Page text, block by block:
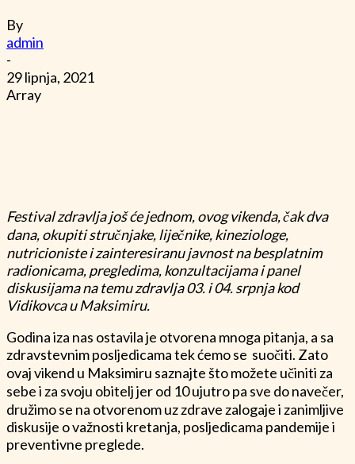
By
admin
-
29 lipnja, 2021
Array
Festival zdravlja još će jednom, ovog vikenda, čak dva
dana, okupiti stručnjake, liječnike, kineziologe,
nutricioniste i zainteresiranu javnost na besplatnim
radionicama, pregledima, konzultacijama i panel
diskusijama na temu zdravlja 03. i 04. srpnja kod
Vidikovca u Maksimiru.
Godina iza nas ostavila je otvorena mnoga pitanja, a sa
zdravstevnim posljedicama tek ćemo se suočiti. Zato
ovaj vikend u Maksimiru saznajte što možete učiniti za
sebe i za svoju obitelj jer od 10 ujutro pa sve do navečer,
družimo se na otvorenom uz zdrave zalogaje i zanimljive
diskusije o važnosti kretanja, posljedicama pandemije i
preventivne preglede.